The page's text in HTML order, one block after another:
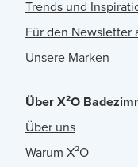
Trends und
Für den Newsletter
Unsere Marken
Über X²O
Über uns
Warum X²O